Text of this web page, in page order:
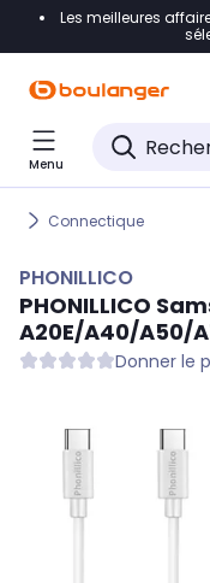
Accéder
Accéder
Accéder
Les meilleures
Menu
Connectique
PHONILLICO
PHONILLICO
A20E/A40/A50/
Donner le